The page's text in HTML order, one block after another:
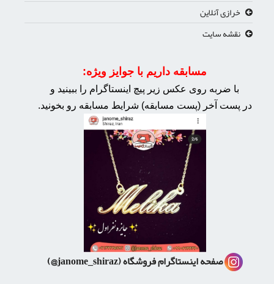
خرازی آنلاین
نقشه سایت
مسابقه داریم با جوایز ویژه:
با ضربه روی عکس زیر پیچ اینستاگرام را ببینید و
در پست آخر (پست مسابقه) شرایط مسابقه رو بخونید.
صفحه اینستاگرام فروشگاه(janome_shiraz@)